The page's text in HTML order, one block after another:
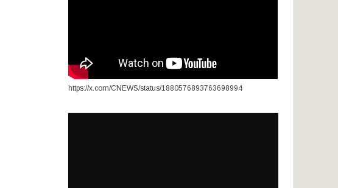
https://x.com/CNEWS/status/1880576893763698994